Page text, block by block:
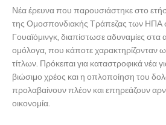
Νέα έρευνα που παρουσιάστηκε στο
της Ομοσπονδιακής Τράπεζας των ΗΠΑ
Γουαϊόμινγκ, διαπίστωσε αδυναμίες στα
ομόλογα, που κάποτε χαρακτηρίζονταν
τίτλων. Πρόκειται για καταστροφικά νέα
βιώσιμο χρέος και η οπλοποίηση του
προλαβαίνουν πλέον και επηρεάζουν
οικονομία.